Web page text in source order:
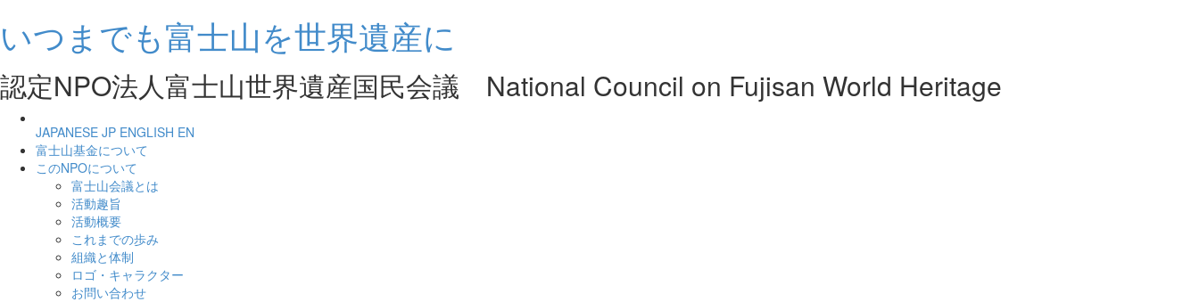
いつまでも富士山を世界遺産に
認定NPO法人富士山世界遺産国民会議 National Council on Fujisan World Heritage
JAPANESE JP ENGLISH EN
富士山基金について
このNPOについて
富士山会議とは
活動趣旨
活動概要
これまでの歩み
組織と体制
ロゴ・キャラクター
お問い合わせ